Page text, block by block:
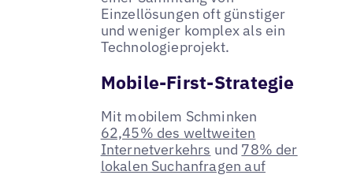
Einzellösungen oft günstiger
und weniger komplex als ein
Technologieprojekt.
Mobile-First-Strategie
Mit mobilem Schminken
62,45% des weltweiten
Internetverkehrs und 78% der
lokalen Suchanfragen auf